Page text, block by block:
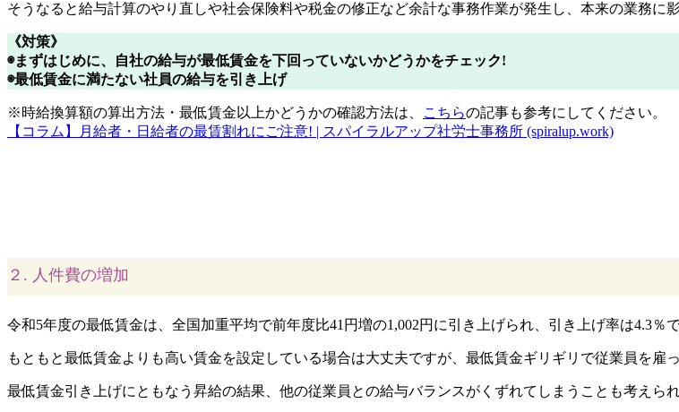
そうなると給与計算のやり直しや社会保険料や税金の修正など余計な事務作業が発生し、本来の業務に
《対策》
◉まずはじめに、自社の給与が最低賃金を下回っていないかどうかをチェック!
◉最低賃金に満たない社員の給与を引き上げ
※時給換算額の算出方法・最低賃金以上かどうかの確認方法は、 こちらの記事も参考にしてください。
【コラム】月給者・日給者の最賃割れにご注意! | スパイラルアップ社労士事務所 (spiralup.work)
２. 人件費の増加
令和5年度の最低賃金は、全国加重平均で前年度比41円増の1,002円に引き上げられ、引き上げ率は4.3％で
もともと最低賃金よりも高い賃金を設定している場合は大丈夫ですが、最低賃金ギリギリで従業員を雇
最低賃金引き上げにともなう昇給の結果、他の従業員との給与バランスがくずれてしまうことも考えられ